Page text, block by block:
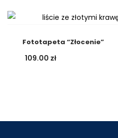
Fototapeta “Złocenie”
109.00 zł